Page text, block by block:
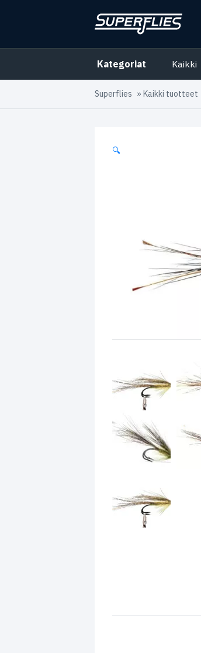
Kategoriat Kaikki
Superflies » Kaikki tuotteet
🔍